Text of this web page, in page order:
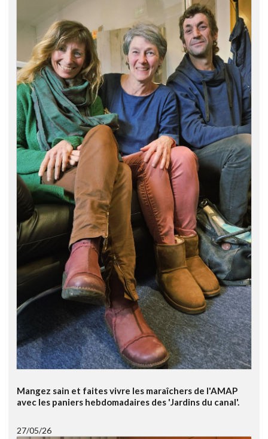
Mangez sain et faites vivre les maraîchers de l'AMAP
avec les paniers hebdomadaires des 'Jardins du canal'.
27/05/26